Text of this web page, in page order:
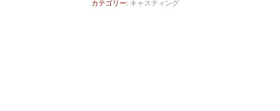
カテゴリー: キャスティング